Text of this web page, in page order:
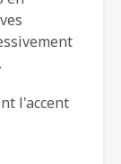
l'accent